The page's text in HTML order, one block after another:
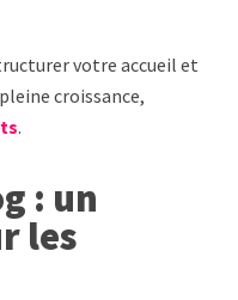
votre accueil et
croissance,
.
: un
les